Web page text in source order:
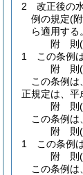
2
改正後の
例の規定(
ら適用する。
附 則
1
この条例
附 則
この条例は
正規定は、平
附 則
この条例は
附 則
1
この条例
附 則
この条例は